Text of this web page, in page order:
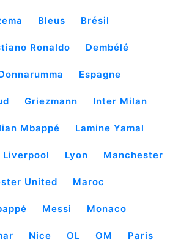
Bleus Brésil
Ronaldo Dembélé
Espagne
Griezmann Inter Milan
Mbappé Lamine Yamal
Liverpool Lyon Manchester
United Maroc
Messi Monaco
Nice OL OM Paris